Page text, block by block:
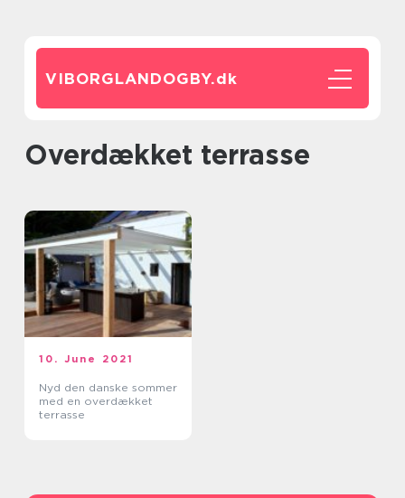
VIBORGLANDOGBY.dk
Overdækket terrasse
10. June 2021
Nyd den danske sommer
med en overdækket
terrasse